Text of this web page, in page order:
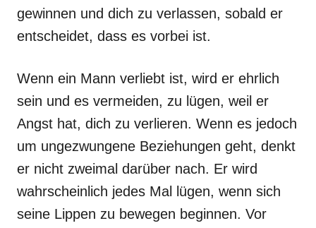
gewinnen und dich zu verlassen, sobald er
entscheidet, dass es vorbei ist.
Wenn ein Mann verliebt ist, wird er ehrlich
sein und es vermeiden, zu lügen, weil er
Angst hat, dich zu verlieren. Wenn es jedoch
um ungezwungene Beziehungen geht, denkt
er nicht zweimal darüber nach. Er wird
wahrscheinlich jedes Mal lügen, wenn sich
seine Lippen zu bewegen beginnen. Vor